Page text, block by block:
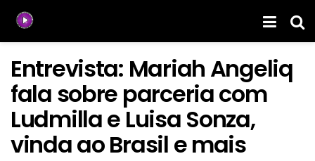
Entrevista: Mariah Angeliq
fala sobre parceria com
Ludmilla e Luisa Sonza,
vinda ao Brasil e mais